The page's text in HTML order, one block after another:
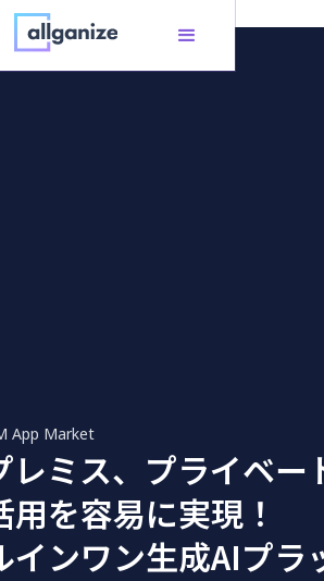
Alli LLM App Market
App Market
レミス、プライベー
を容易に実現！
インワン生成AIプラ